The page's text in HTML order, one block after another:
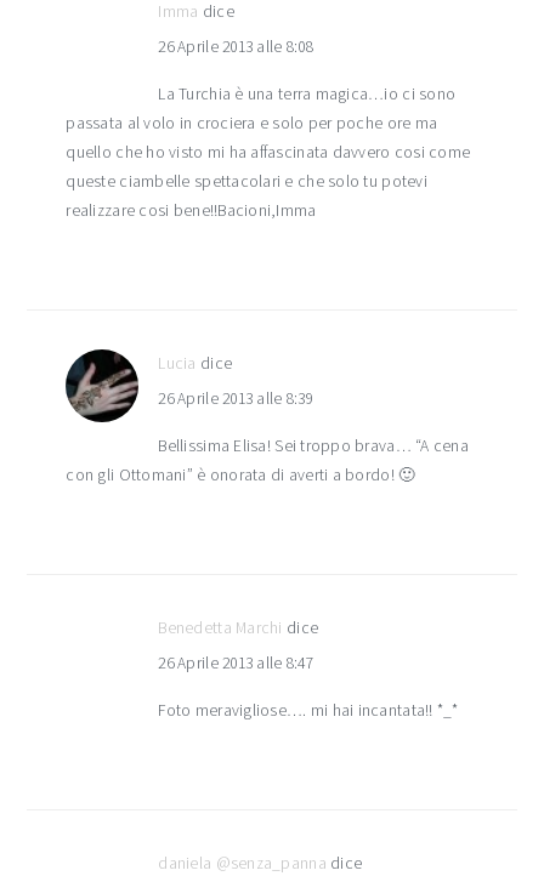
Imma dice
26 Aprile 2013 alle 8:08
La Turchia è una terra magica…io ci sono
passata al volo in crociera e solo per poche ore ma
quello che ho visto mi ha affascinata davvero cosi come
queste ciambelle spettacolari e che solo tu potevi
realizzare cosi bene!!Bacioni,Imma
Lucia dice
26 Aprile 2013 alle 8:39
Bellissima Elisa! Sei troppo brava… “A cena
con gli Ottomani” è onorata di averti a bordo! 🙂
Benedetta Marchi dice
26 Aprile 2013 alle 8:47
Foto meravigliose…. mi hai incantata!! *_*
daniela @senza_panna dice